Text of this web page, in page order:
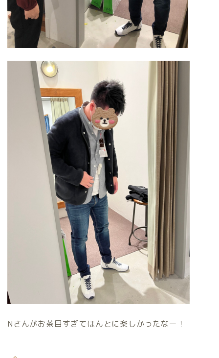
Nさんがお茶目すぎてほんとに楽しかったなー！